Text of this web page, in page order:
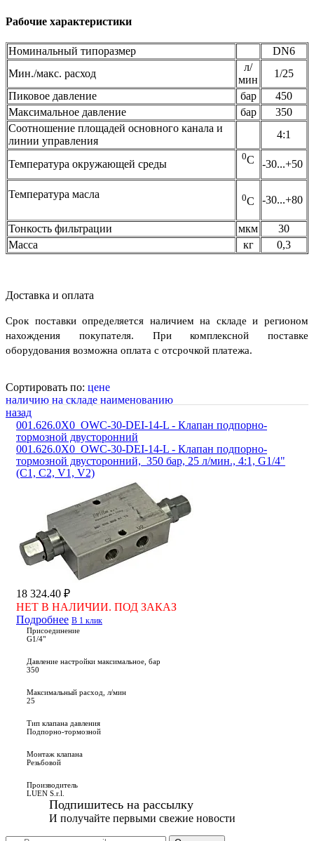
Рабочие характеристики
Номинальный типоразмер
DN6
Мин./макс. расход
л/
мин
1/25
Пиковое давление
бар
450
Максимальное давление
бар
350
Соотношение площадей основного канала и
линии управления
4:1
Температура окружающей среды
0С -30...+50
Температура масла 0С -30...+80
Тонкость фильтрации мкм
30
Масса
кг 0,3
Доставка и оплата
Срок поставки определяется наличием на складе и регионом
нахождения покупателя. При комплексной поставке
оборудования возможна оплата с отсрочкой платежа.
Сортировать по: цене
наличию на складе наименованию
назад
001.626.0X0_OWC-30-DEI-14-L - Клапан подпорно-
тормозной двусторонний
001.626.0X0_OWC-30-DEI-14-L - Клапан подпорно-
тормозной двусторонний, 350 бар, 25 л/мин., 4:1, G1/4"
(C1, C2, V1, V2)
18 324.40 ₽
НЕТ В НАЛИЧИИ. ПОД ЗАКАЗ
Подробнее В 1 клик
Присоединение
G1/4"
Давление настройки максимальное, бар
350
Максимальный расход, л/мин
25
Тип клапана давления
Подпорно-тормозной
Монтаж клапана
Резьбовой
Производитель
LUEN S.r.l.
Подпишитесь на рассылку
И получайте первыми свежие новости